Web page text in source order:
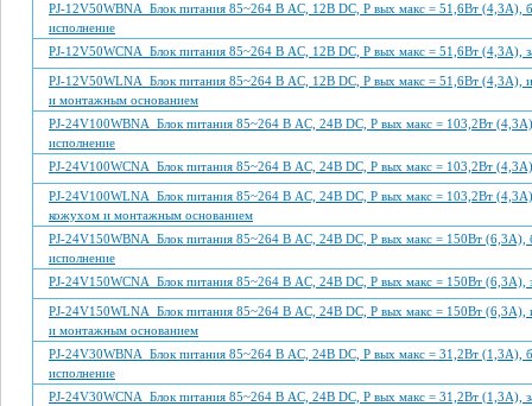
PJ-12V50WBNA Блок питания 85~264 В AC, 12В DC, P вых макс = 51,6Вт (4,3А),
исполнение
PJ-12V50WCNA Блок питания 85~264 В AC, 12В DC, P вых макс = 51,6Вт (4,3А),
PJ-12V50WLNA Блок питания 85~264 В AC, 12В DC, P вых макс = 51,6Вт (4,3А),
и монтажным основанием
PJ-24V100WBNA Блок питания 85~264 В AC, 24В DC, P вых макс = 103,2Вт
исполнение
PJ-24V100WCNA Блок питания 85~264 В AC, 24В DC, P вых макс = 103,2Вт
PJ-24V100WLNA Блок питания 85~264 В AC, 24В DC, P вых макс = 103,2Вт
кожухом и монтажным основанием
PJ-24V150WBNA Блок питания 85~264 В AC, 24В DC, P вых макс = 150Вт (6,3А),
исполнение
PJ-24V150WCNA Блок питания 85~264 В AC, 24В DC, P вых макс = 150Вт (6,3А),
PJ-24V150WLNA Блок питания 85~264 В AC, 24В DC, P вых макс = 150Вт (6,3А),
и монтажным основанием
PJ-24V30WBNA Блок питания 85~264 В AC, 24В DC, P вых макс = 31,2Вт (1,3А),
исполнение
PJ-24V30WCNA Блок питания 85~264 В AC, 24В DC, P вых макс = 31,2Вт (1,3А),